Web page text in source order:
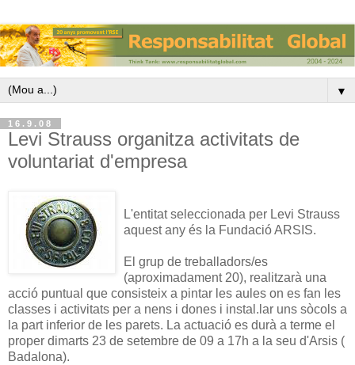
▼
16.9.08
Levi Strauss organitza activitats de
voluntariat d'empresa
L'entitat seleccionada per Levi Strauss
aquest any és la Fundació ARSIS.
El grup de treballadors/es
(aproximadament 20), realitzarà una
acció puntual que consisteix a pintar les aules on es fan les
classes i activitats per a nens i dones i instal.lar uns sòcols a
la part inferior de les parets. La actuació es durà a terme el
proper dimarts 23 de setembre de 09 a 17h a la seu d'Arsis (
Badalona).